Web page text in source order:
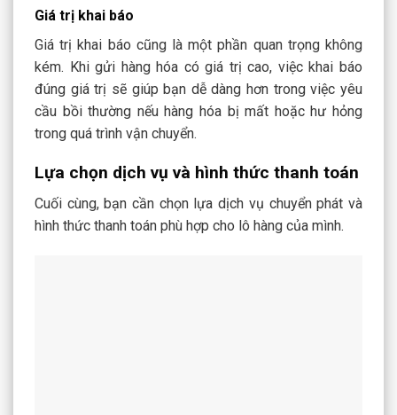
Giá trị khai báo
Giá trị khai báo cũng là một phần quan trọng không
kém. Khi gửi hàng hóa có giá trị cao, việc khai báo
đúng giá trị sẽ giúp bạn dễ dàng hơn trong việc yêu
cầu bồi thường nếu hàng hóa bị mất hoặc hư hỏng
trong quá trình vận chuyển.
Lựa chọn dịch vụ và hình thức thanh toán
Cuối cùng, bạn cần chọn lựa dịch vụ chuyển phát và
hình thức thanh toán phù hợp cho lô hàng của mình.